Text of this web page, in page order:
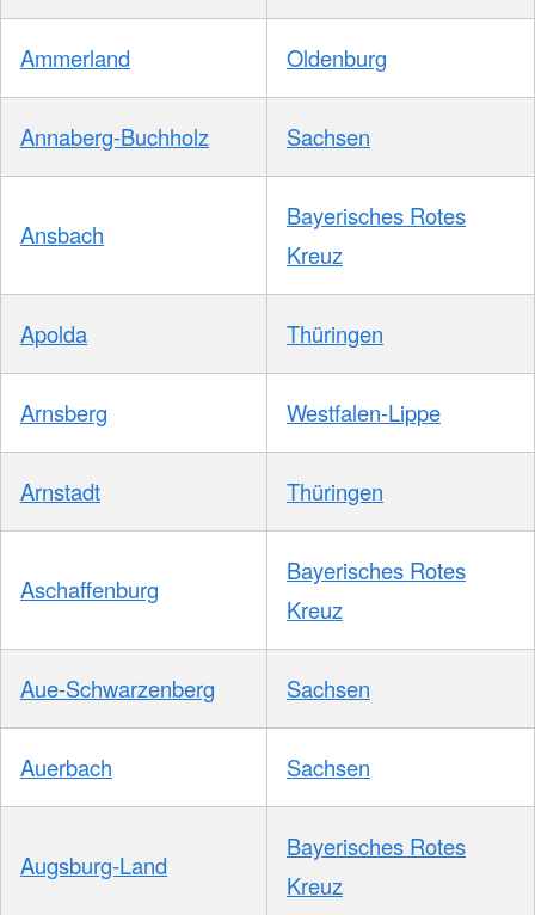
Ammerland Oldenburg
Annaberg-Buchholz Sachsen
Ansbach
Bayerisches Rotes
Kreuz
Apolda Thüringen
Arnsberg Westfalen-Lippe
Arnstadt Thüringen
Aschaffenburg
Bayerisches Rotes
Kreuz
Aue-Schwarzenberg Sachsen
Auerbach Sachsen
Augsburg-Land
Bayerisches Rotes
Kreuz